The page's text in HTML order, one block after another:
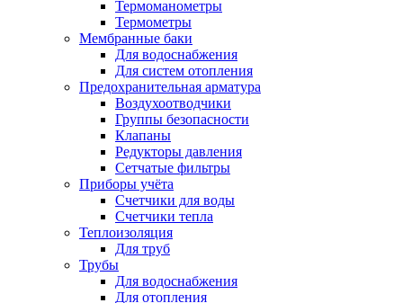
Термоманометры
Термометры
Мембранные баки
Для водоснабжения
Для систем отопления
Предохранительная арматура
Воздухоотводчики
Группы безопасности
Клапаны
Редукторы давления
Сетчатые фильтры
Приборы учёта
Счетчики для воды
Счетчики тепла
Теплоизоляция
Для труб
Трубы
Для водоснабжения
Для отопления